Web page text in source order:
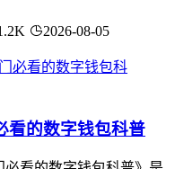
2026-08-05
看的数字钱包科普